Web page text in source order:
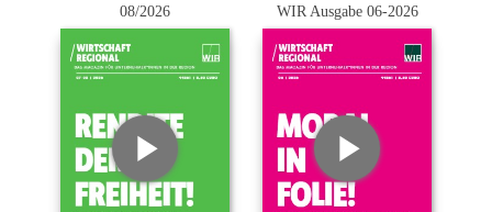
08/2026
WIR Ausgabe 06-2026